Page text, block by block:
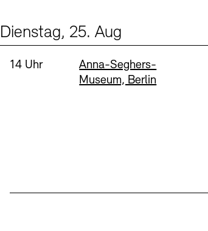
Dienstag, 25. Aug
Uhrzeit:
14 Uhr Standort
Anna-Seghers-
Museum, Berlin